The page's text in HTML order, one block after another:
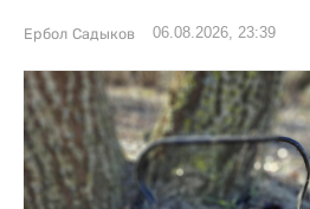
Ербол Садыков 06.08.2026, 23:39